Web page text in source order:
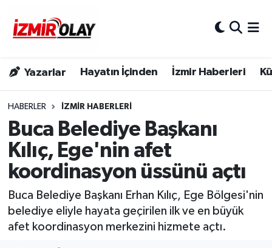
Yazarlar Hayatın İçinden İzmir Haberleri
HABERLER İZMIR HABERLERI
Buca Belediye Başkanı
Kılıç, Ege'nin afet
koordinasyon üssünü açtı
Buca Belediye Başkanı Erhan Kılıç, Ege Bölgesi'nin
belediye eliyle hayata geçirilen ilk ve en büyük
afet koordinasyon merkezini hizmete açtı.
Konak Trafik Yoğunluk Haritası
Süper Lig Puan Durumu ve Fikstür
Tüm Manşetler
Son Dakika Haberleri
Haber Arşivi